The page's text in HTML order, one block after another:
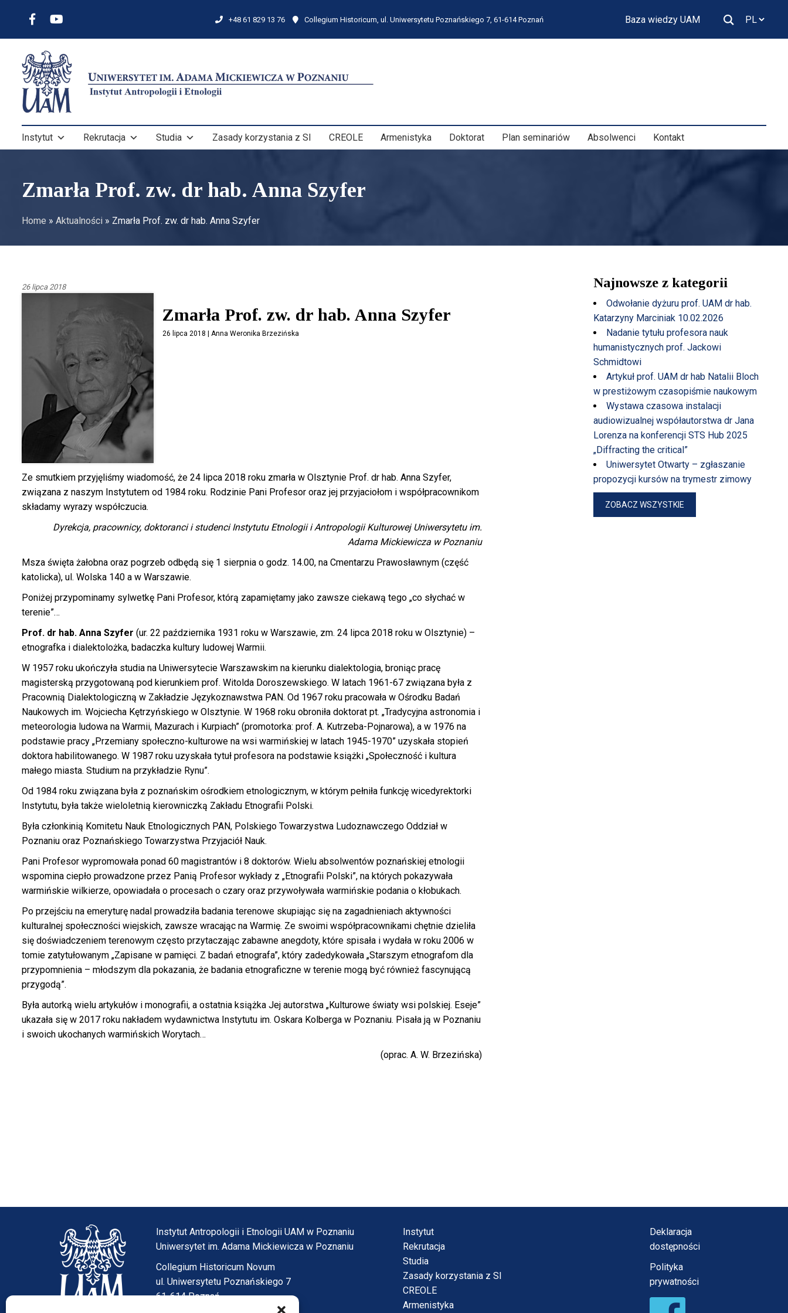
+48 61 829 13 76 Collegium Historicum, ul. Uniwersytetu Poznańskiego 7, 61-614 Poznań Baza wiedzy UAM
Instytut Rekrutacja Studia Zasady korzystania z SI CREOLE Armenistyka Doktorat Plan seminariów Absolwenci Kontakt
Zmarła Prof. zw. dr hab. Anna Szyfer
Home » Aktualności » Zmarła Prof. zw. dr hab. Anna Szyfer
26 lipca 2018
Zmarła Prof. zw. dr hab. Anna Szyfer
26 lipca 2018 | Anna Weronika Brzezińska
Ze smutkiem przyjęliśmy wiadomość, że 24 lipca 2018 roku zmarła w Olsztynie Prof. dr hab. Anna Szyfer,
związana z naszym Instytutem od 1984 roku. Rodzinie Pani Profesor oraz jej przyjaciołom i współpracownikom
składamy wyrazy współczucia.
Dyrekcja, pracownicy, doktoranci i studenci Instytutu Etnologii i Antropologii Kulturowej Uniwersytetu im.
Adama Mickiewicza w Poznaniu
Msza święta żałobna oraz pogrzeb odbędą się 1 sierpnia o godz. 14.00, na Cmentarzu Prawosławnym (część
katolicka), ul. Wolska 140 a w Warszawie.
Poniżej przypominamy sylwetkę Pani Profesor, którą zapamiętamy jako zawsze ciekawą tego „co słychać w
terenie”…
Prof. dr hab. Anna Szyfer (ur. 22 października 1931 roku w Warszawie, zm. 24 lipca 2018 roku w Olsztynie) –
etnografka i dialektolożka, badaczka kultury ludowej Warmii.
W 1957 roku ukończyła studia na Uniwersytecie Warszawskim na kierunku dialektologia, broniąc pracę
magisterską przygotowaną pod kierunkiem prof. Witolda Doroszewskiego. W latach 1961-67 związana była z
Pracownią Dialektologiczną w Zakładzie Językoznawstwa PAN. Od 1967 roku pracowała w Ośrodku Badań
Naukowych im. Wojciecha Kętrzyńskiego w Olsztynie. W 1968 roku obroniła doktorat pt. „Tradycyjna astronomia i
meteorologia ludowa na Warmii, Mazurach i Kurpiach” (promotorka: prof. A. Kutrzeba-Pojnarowa), a w 1976 na
podstawie pracy „Przemiany społeczno-kulturowe na wsi warmińskiej w latach 1945-1970” uzyskała stopień
doktora habilitowanego. W 1987 roku uzyskała tytuł profesora na podstawie książki „Społeczność i kultura
małego miasta. Studium na przykładzie Rynu”.
Od 1984 roku związana była z poznańskim ośrodkiem etnologicznym, w którym pełniła funkcję wicedyrektorki
Instytutu, była także wieloletnią kierowniczką Zakładu Etnografii Polski.
Była członkinią Komitetu Nauk Etnologicznych PAN, Polskiego Towarzystwa Ludoznawczego Oddział w
Poznaniu oraz Poznańskiego Towarzystwa Przyjaciół Nauk.
Pani Profesor wypromowała ponad 60 magistrantów i 8 doktorów. Wielu absolwentów poznańskiej etnologii
wspomina ciepło prowadzone przez Panią Profesor wykłady z „Etnografii Polski”, na których pokazywała
warmińskie wilkierze, opowiadała o procesach o czary oraz przywoływała warmińskie podania o kłobukach.
Po przejściu na emeryturę nadal prowadziła badania terenowe skupiając się na zagadnieniach aktywności
kulturalnej społeczności wiejskich, zawsze wracając na Warmię. Ze swoimi współpracownikami chętnie dzieliła
się doświadczeniem terenowym często przytaczając zabawne anegdoty, które spisała i wydała w roku 2006 w
tomie zatytułowanym „Zapisane w pamięci. Z badań etnografa”, który zadedykowała „Starszym etnografom dla
przypomnienia – młodszym dla pokazania, że badania etnograficzne w terenie mogą być również fascynującą
przygodą”.
Była autorką wielu artykułów i monografii, a ostatnia książka Jej autorstwa „Kulturowe światy wsi polskiej. Eseje”
ukazała się w 2017 roku nakładem wydawnictwa Instytutu im. Oskara Kolberga w Poznaniu. Pisała ją w Poznaniu
i swoich ukochanych warmińskich Worytach…
(oprac. A. W. Brzezińska)
Najnowsze z kategorii
Odwołanie dyżuru prof. UAM dr hab.
Katarzyny Marciniak 10.02.2026
Nadanie tytułu profesora nauk
humanistycznych prof. Jackowi
Schmidtowi
Artykuł prof. UAM dr hab Natalii Bloch
w prestiżowym czasopiśmie naukowym
Wystawa czasowa instalacji
audiowizualnej współautorstwa dr Jana
Lorenza na konferencji STS Hub 2025
„Diffracting the critical”
Uniwersytet Otwarty – zgłaszanie
propozycji kursów na trymestr zimowy
ZOBACZ WSZYSTKIE
Instytut Antropologii i Etnologii UAM w Poznaniu
Uniwersytet im. Adama Mickiewicza w Poznaniu
Collegium Historicum Novum
ul. Uniwersytetu Poznańskiego 7
61-614 Poznań
Instytut
Rekrutacja
Studia
Zasady korzystania z SI
CREOLE
Armenistyka
Deklaracja
dostępności
Polityka
prywatności